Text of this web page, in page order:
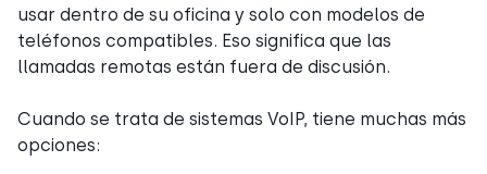
usar dentro de su oficina y solo con modelos de
teléfonos compatibles. Eso significa que las
llamadas remotas están fuera de discusión.
Cuando se trata de sistemas VoIP, tiene muchas más
opciones: